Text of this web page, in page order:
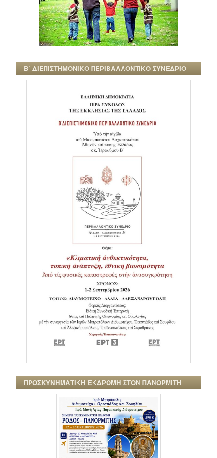
Β΄ ΔΙΕΠΙΣΤΗΜΟΝΙΚΟ ΠΕΡΙΒΑΛΛΟΝΤΙΚΟ ΣΥΝΕΔΡΙΟ
ΠΡΟΣΚΥΝΗΜΑΤΙΚΗ ΕΚΔΡΟΜΗ ΣΤΟΝ ΠΑΝΟΡΜΙΤΗ